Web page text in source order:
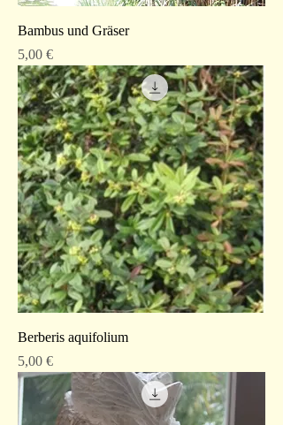
Bambus und Gräser
Preis
5,00 €
Berberis aquifolium
Preis
5,00 €